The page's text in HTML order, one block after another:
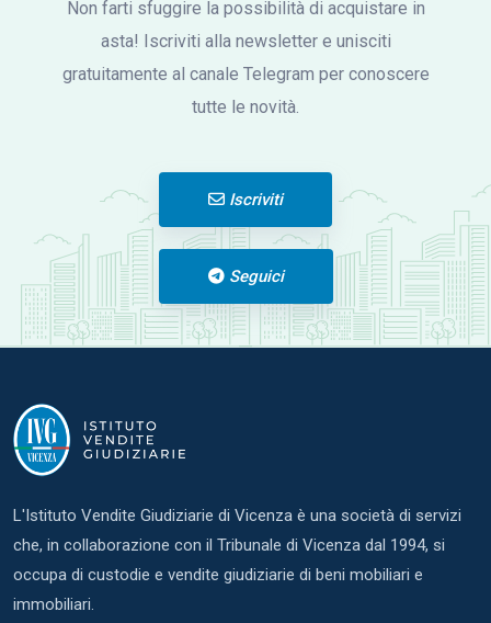
Non farti sfuggire la possibilità di acquistare in
asta! Iscriviti alla newsletter e unisciti
gratuitamente al canale Telegram per conoscere
tutte le novità.
Iscriviti
Seguici
L'Istituto Vendite Giudiziarie di Vicenza è una società di servizi
che, in collaborazione con il Tribunale di Vicenza dal 1994, si
occupa di custodie e vendite giudiziarie di beni mobiliari e
immobiliari.